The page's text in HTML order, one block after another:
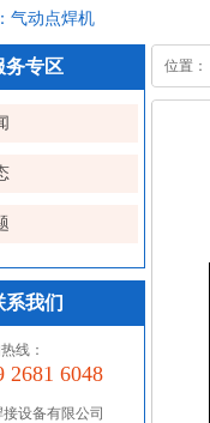
气动点焊机
务专区
系我们
线：
2681 6048
设备有限公司
位置：